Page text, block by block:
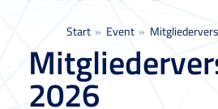
Sie befinden sich hier:
Start Event
2026